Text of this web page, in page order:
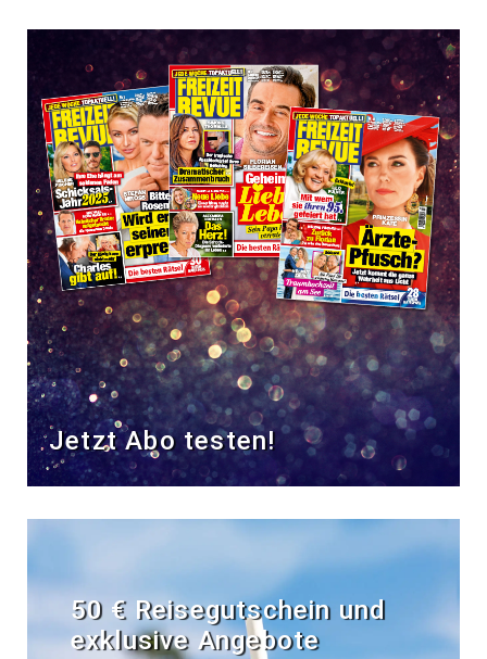
Jetzt Abo testen!
50 € Reisegutschein und
exklusive Angebote